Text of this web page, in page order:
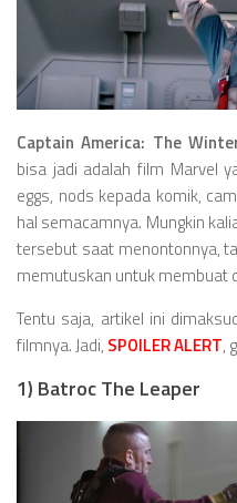
Television
Games
Captain America: The
bisa jadi adalah film Marvel
eggs, nods kepada komik,
hal semacamnya. Mungkin
tersebut saat menontonnya,
memutuskan untuk membuat
Tentu saja, artikel ini
filmnya. Jadi, SPOILER ALERT,
1) Batroc The Leaper